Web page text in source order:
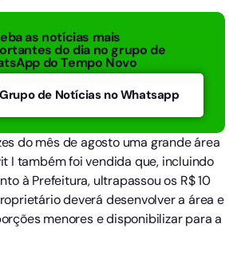
as notícias mais
do dia no grupo de
do Tempo Novo
de Notícias no Whatsapp
do mês de agosto uma grande área
I também foi vendida que, incluindo
à Prefeitura, ultrapassou os R$ 10
deverá desenvolver a área e
menores e disponibilizar para a